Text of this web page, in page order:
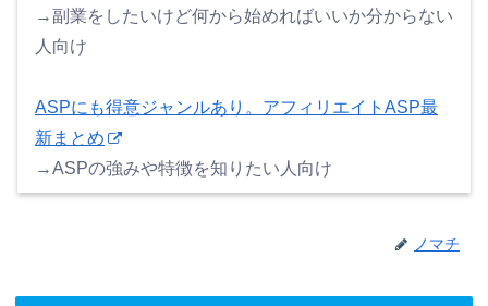
→副業をしたいけど何から始めればいいか分からない
人向け
ASPにも得意ジャンルあり。アフィリエイトASP最
新まとめ
→ASPの強みや特徴を知りたい人向け
ノマチ